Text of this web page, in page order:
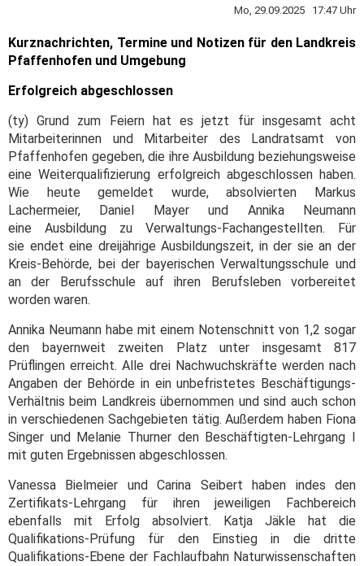
Mo, 29.09.2025 17:47 Uhr
Kurznachrichten, Termine und Notizen für den Landkreis
Pfaffenhofen und Umgebung
Erfolgreich abgeschlossen
(ty) Grund zum Feiern hat es jetzt für insgesamt acht
Mitarbeiterinnen und Mitarbeiter des Landratsamt von
Pfaffenhofen gegeben, die ihre Ausbildung beziehungsweise
eine Weiterqualifizierung erfolgreich abgeschlossen haben.
Wie heute gemeldet wurde, absolvierten Markus
Lachermeier, Daniel Mayer und Annika Neumann
eine Ausbildung zu Verwaltungs-Fachangestellten. Für
sie endet eine dreijährige Ausbildungszeit, in der sie an der
Kreis-Behörde, bei der bayerischen Verwaltungsschule und
an der Berufsschule auf ihren Berufsleben vorbereitet
worden waren.
Annika Neumann habe mit einem Notenschnitt von 1,2 sogar
den bayernweit zweiten Platz unter insgesamt 817
Prüflingen erreicht. Alle drei Nachwuchskräfte werden nach
Angaben der Behörde in ein unbefristetes Beschäftigungs-
Verhältnis beim Landkreis übernommen und sind auch schon
in verschiedenen Sachgebieten tätig. Außerdem haben Fiona
Singer und Melanie Thurner den Beschäftigten-Lehrgang I
mit guten Ergebnissen abgeschlossen.
Vanessa Bielmeier und Carina Seibert haben indes den
Zertifikats-Lehrgang für ihren jeweiligen Fachbereich
ebenfalls mit Erfolg absolviert. Katja Jäkle hat die
Qualifikations-Prüfung für den Einstieg in die dritte
Qualifikations-Ebene der Fachlaufbahn Naturwissenschaften